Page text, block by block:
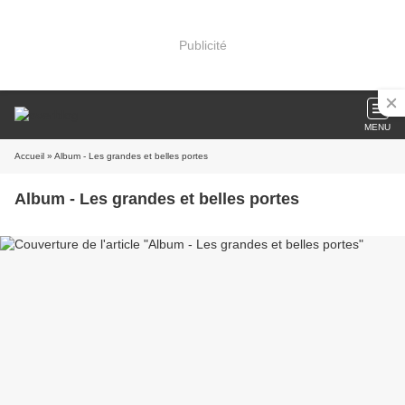
Publicité
MENU
Accueil » Album - Les grandes et belles portes
Album - Les grandes et belles portes